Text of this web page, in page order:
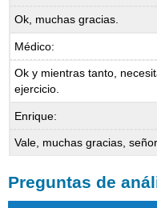
Ok, muchas gracias.
Médico:
Ok y mientras tanto,
ejercicio.
Enrique:
Vale, muchas gracias,
Preguntas de